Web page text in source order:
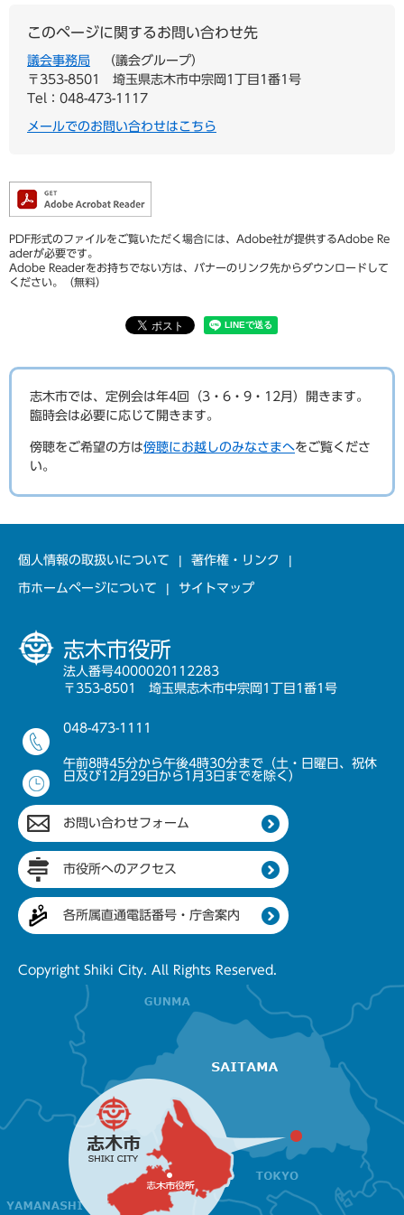
このページに関するお問い合わせ先
議会事務局
議会グループ
〒353-8501
埼玉県志木市中宗岡1丁目1番1号
Tel：048-473-1117
メールでのお問い合わせはこちら
PDF形式のファイルをご覧いただく場合には、Adobe社が提供するAdobe Re
aderが必要です。
Adobe Readerをお持ちでない方は、バナーのリンク先からダウンロードして
ください。（無料）
志木市では、定例会は年4回（3・6・9・12月）開きます。
臨時会は必要に応じて開きます。
傍聴をご希望の方は傍聴にお越しのみなさまへをご覧くださ
い。
個人情報の取扱いについて 著作権・リンク
市ホームページについて サイトマップ
志木市役所
法人番号4000020112283
〒353-8501 埼玉県志木市中宗岡1丁目1番1号
048-473-1111
午前8時45分から午後4時30分まで（土・日曜日、祝休
日及び12月29日から1月3日までを除く）
お問い合わせフォーム
市役所へのアクセス
各所属直通電話番号・庁舎案内
Copyright Shiki City. All Rights Reserved.